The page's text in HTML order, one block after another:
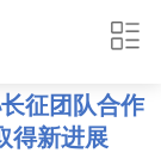
征团队合作
得新进展